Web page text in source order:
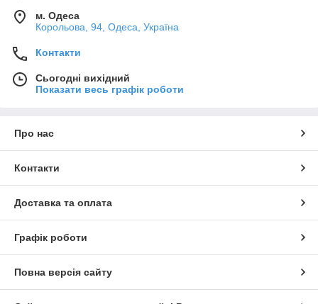
м. Одеса
Корольова, 94, Одеса, Україна
Контакти
Сьогодні вихідний
Показати весь графік роботи
Про нас
Контакти
Доставка та оплата
Графік роботи
Повна версія сайту